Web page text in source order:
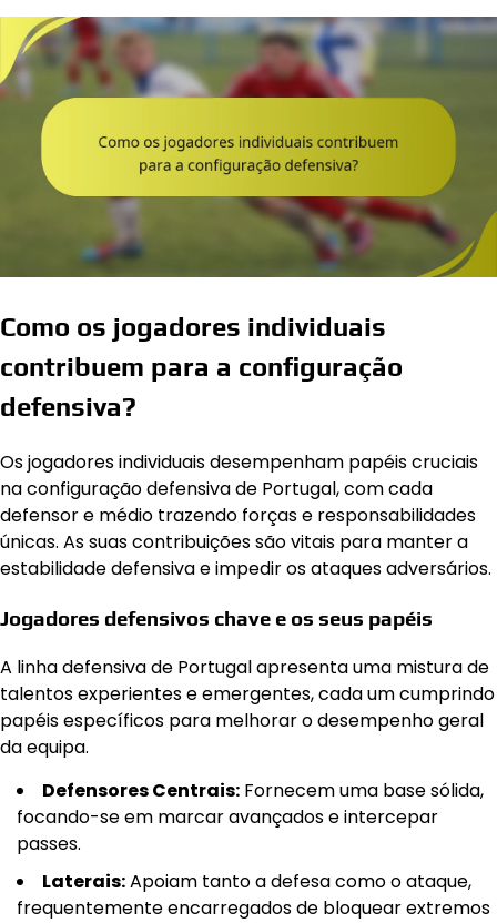
Como os jogadores individuais
contribuem para a configuração
defensiva?
Os jogadores individuais desempenham papéis cruciais
na configuração defensiva de Portugal, com cada
defensor e médio trazendo forças e responsabilidades
únicas. As suas contribuições são vitais para manter a
estabilidade defensiva e impedir os ataques adversários.
Jogadores defensivos chave e os seus papéis
A linha defensiva de Portugal apresenta uma mistura de
talentos experientes e emergentes, cada um cumprindo
papéis específicos para melhorar o desempenho geral
da equipa.
Defensores Centrais: Fornecem uma base sólida,
focando-se em marcar avançados e intercepar
passes.
Laterais:Apoiam tanto a defesa como o ataque,
frequentemente encarregados de bloquear extremos